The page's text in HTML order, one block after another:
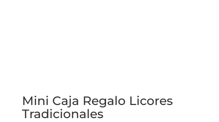
Mini Caja Regalo Licores
Tradicionales